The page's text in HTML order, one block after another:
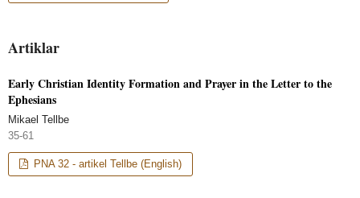
Artiklar
Early Christian Identity Formation and Prayer in the Letter to the
Ephesians
Mikael Tellbe
35-61
PNA 32 - artikel Tellbe (English)